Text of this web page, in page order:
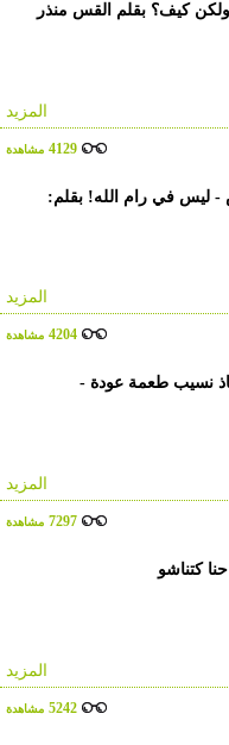
كيف؟ بقلم القس منذر
المزيد
4129 مشاهدة
- ليس في رام الله! بقلم:
المزيد
4204 مشاهدة
نسيب طعمة عودة -
المزيد
7297 مشاهدة
كتناشو
المزيد
5242 مشاهدة